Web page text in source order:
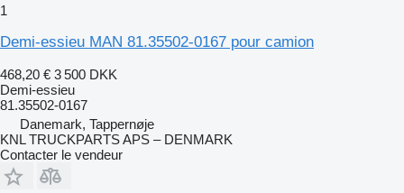
1
Demi-essieu MAN 81.35502-0167 pour camion
468,20 € 3 500 DKK
Demi-essieu
81.35502-0167
Danemark, Tappernøje
KNL TRUCKPARTS APS – DENMARK
Contacter le vendeur